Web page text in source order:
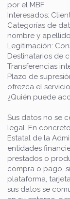
por el MBF
Interesados:
Categorías de
nombre y
Legitimación:
Destinatarios de
Transferencias
Plazo de
ofrezca el servicio
¿Quién puede
Sus datos no se
legal. En
Estatal de la
entidades
prestados o
compra o pago,
plataforma,
sus datos se